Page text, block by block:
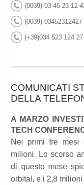
(0039) 03 45 23 12
(0039) 03452312427
(+39)034 523 124 27
COMUNICATI
DELLA
A MARZO
TECH
Nei primi tre
milioni. Lo scorso
di questo mese
orbital, e i 2,8